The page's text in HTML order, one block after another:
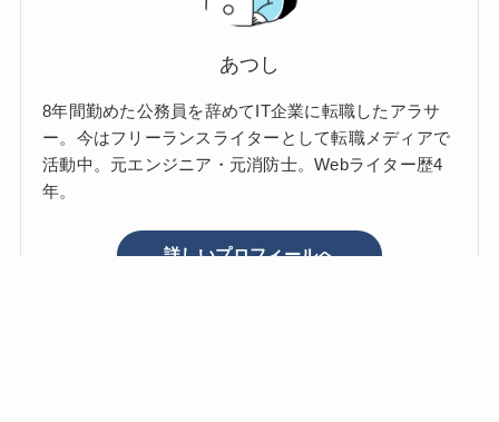
あつし
8年間勤めた公務員を辞めてIT企業に転職したアラサ
ー。今はフリーランスライターとして転職メディアで
活動中。元エンジニア・元消防士。Webライター歴4
年。
詳しいプロフィールへ